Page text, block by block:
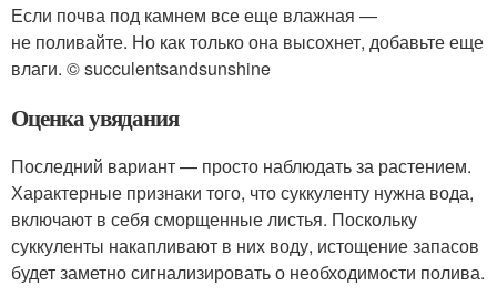
Если почва под камнем все еще влажная —
не поливайте. Но как только она высохнет, добавьте еще
влаги. © succulentsandsunshine
Оценка увядания
Последний вариант — просто наблюдать за растением.
Характерные признаки того, что суккуленту нужна вода,
включают в себя сморщенные листья. Поскольку
суккуленты накапливают в них воду, истощение запасов
будет заметно сигнализировать о необходимости полива.